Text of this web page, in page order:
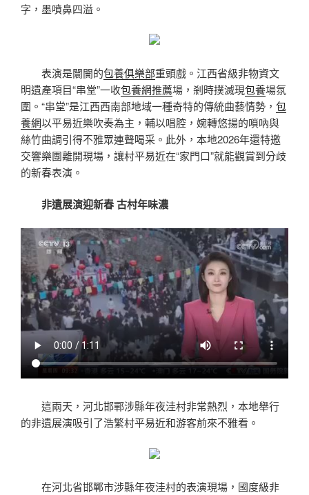
字，墨噴鼻四溢。
表演是闤闠的包養俱樂部重頭戲。江西省級非物資文
明遺產項目“串堂”一收包養網推薦場，剎時撲滅現包養場氛
圍。“串堂”是江西西南部地域一種奇特的傳統曲藝情勢， 包
養網以平易近樂吹奏為主，輔以唱腔，婉轉悠揚的嗩吶與
絲竹曲調引得不雅眾連聲喝采。此外，本地2026年還特邀
交響樂團離開現場，讓村平易近在“家門口”就能觀賞到分歧
的新春表演。
非遺展演迎新春 古村年味濃
這兩天，河北邯鄲涉縣年夜洼村非常熱烈，本地舉行
的非遺展演吸引了浩繁村平易近和游客前來不雅看。
在河北省邯鄲市涉縣年夜洼村的表演現場，國度級非